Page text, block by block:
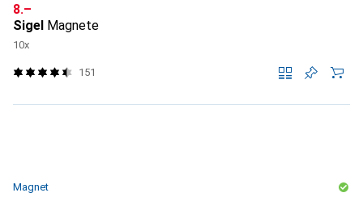
CHF
8.–
Sigel Magnete
10x
151
Magnet